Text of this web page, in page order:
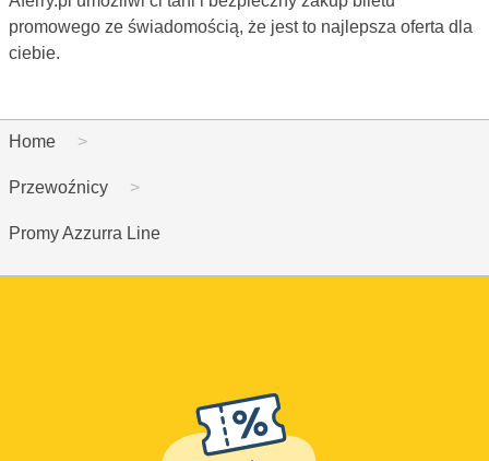
promowego ze świadomością, że jest to najlepsza oferta dla
ciebie.
Home
Przewoźnicy
Promy Azzurra Line